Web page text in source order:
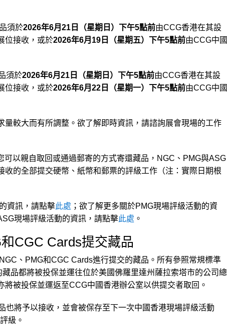
須於2026年6月21日（星期日）下午5點前由CCG香港在其設
位接收，或於2026年6月19日（星期五）下午5點前由CCG中國
須於2026年6月21日（星期日）下午5點前由CCG香港在其設
位接收，或於2026年6月22日（星期一）下午5點前由CCG中國
量較大而有所調整。欲了解即時資訊，請諮詢展會現場的工作
可以親自取回或通過郵寄的方式寄還藏品，NGC、PMG與ASG
收的全部提交硬幣、紙幣和郵票的評級工作（注：實際日期根
資訊，請點擊此處 ；欲了解更多關於PMG現場評級活動的資
現場評級活動的資訊，請點擊此處 。
CGC Cards提交藏品
、PMG和CGC Cards進行提交的藏品。所有參照常規標準
品都將被投保並運往位於美國佛羅里達州薩拉索塔市的公司總
被投保並運返至CCG中國香港辦公室以供提交者取回。
也將予以接收，並會被保存至下一次中國香港現場評級活動
級。